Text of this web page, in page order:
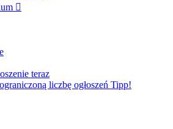

teraz
liczbę ogłoszeń Tipp!